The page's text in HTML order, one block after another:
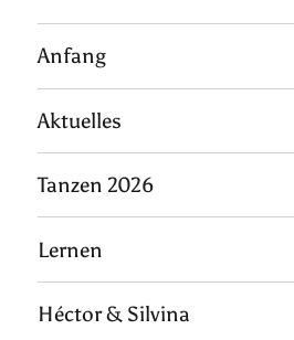
Anfang
Aktuelles
Tanzen 2026
Lernen
Héctor & Silvina